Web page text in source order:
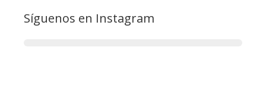
e
io
Síguenos en Instagram